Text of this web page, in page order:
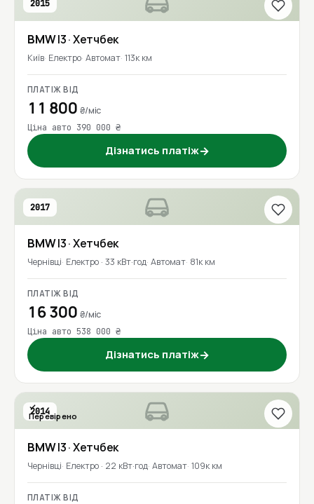
2015
BMWI3· Хетчбек
Київ Електро Автомат 113к км
ПЛАТІЖ ВІД
11 800 ₴/міс
Ціна авто 390 000 ₴
Дізнатись платіж→
2017
BMWI3· Хетчбек
Чернівці Електро · 33 кВт·год Автомат 81к км
ПЛАТІЖ ВІД
16 300 ₴/міс
Ціна авто 538 000 ₴
Дізнатись платіж→
2014
Перевірено
BMWI3· Хетчбек
Чернівці Електро · 22 кВт·год Автомат 109к км
ПЛАТІЖ ВІД